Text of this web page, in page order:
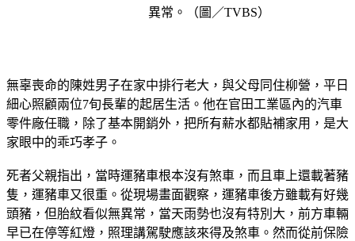
異常。（圖／TVBS）
無辜喪命的陳姓男子在家中排行老大，與父母同住柳營，平日
細心照顧兩位7旬長輩的起居生活。他在官田工業區內的汽車
零件廠任職，除了基本開銷外，把所有薪水都貼補家用，是大
家眼中的乖巧孝子。
死者父親指出，當時運豬車根本沒有煞車，而且車上還載著豬
隻，運豬車又很重。從現場畫面觀察，運豬車後方雖載有好幾
頭豬，但胎紋看似無異常，當天雨勢也沒有特別大，前方車輛
早已在停等紅燈，照理講駕駛應該來得及煞車。然而從前保險